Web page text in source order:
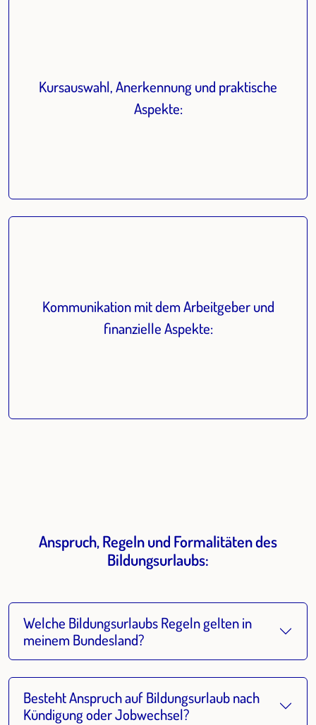
Kursauswahl, Anerkennung und praktische
Aspekte:
Kommunikation mit dem Arbeitgeber und
finanzielle Aspekte:
Anspruch, Regeln und Formalitäten des
Bildungsurlaubs:
Welche Bildungsurlaubs Regeln gelten in
meinem Bundesland?
Besteht Anspruch auf Bildungsurlaub nach
Kündigung oder Jobwechsel?